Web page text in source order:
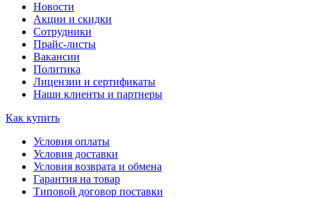
Новости
Акции и скидки
Сотрудники
Прайс-листы
Вакансии
Политика
Лицензии и сертификаты
Наши клиенты и партнеры
Как купить
Условия оплаты
Условия доставки
Условия возврата и обмена
Гарантия на товар
Типовой договор поставки